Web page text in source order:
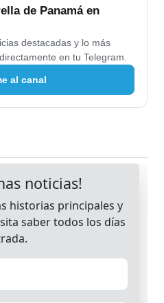
de Panamá en
destacadas y lo más
en tu Telegram.
al canal